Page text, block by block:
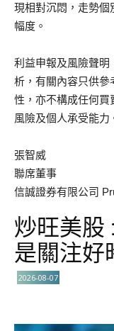
現相對沉悶，走勢個
幅度。
利益申報及風險聲明
析，有關內容只供參
性，亦不構成任何買
風險及個人承受能力
張智威
聯席董事
信誠證券有限公司
炒旺美股
是關注好
2026-08-07